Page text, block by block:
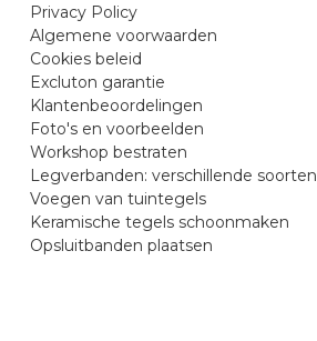
Privacy Policy
Algemene voorwaarden
Cookies beleid
Excluton garantie
Klantenbeoordelingen
Foto's en voorbeelden
Workshop bestraten
Legverbanden: verschillende soorten
Voegen van tuintegels
Keramische tegels schoonmaken
Opsluitbanden plaatsen